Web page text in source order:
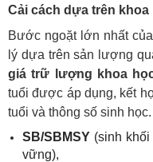
Cải cách dựa trên
Bước ngoặt lớn nhất
lý dựa trên sản lượng
giá trữ lượng khoa
tuổi được áp dụng, kết
tuổi và thông số sinh
SB/SBMSY (sinh
vững),